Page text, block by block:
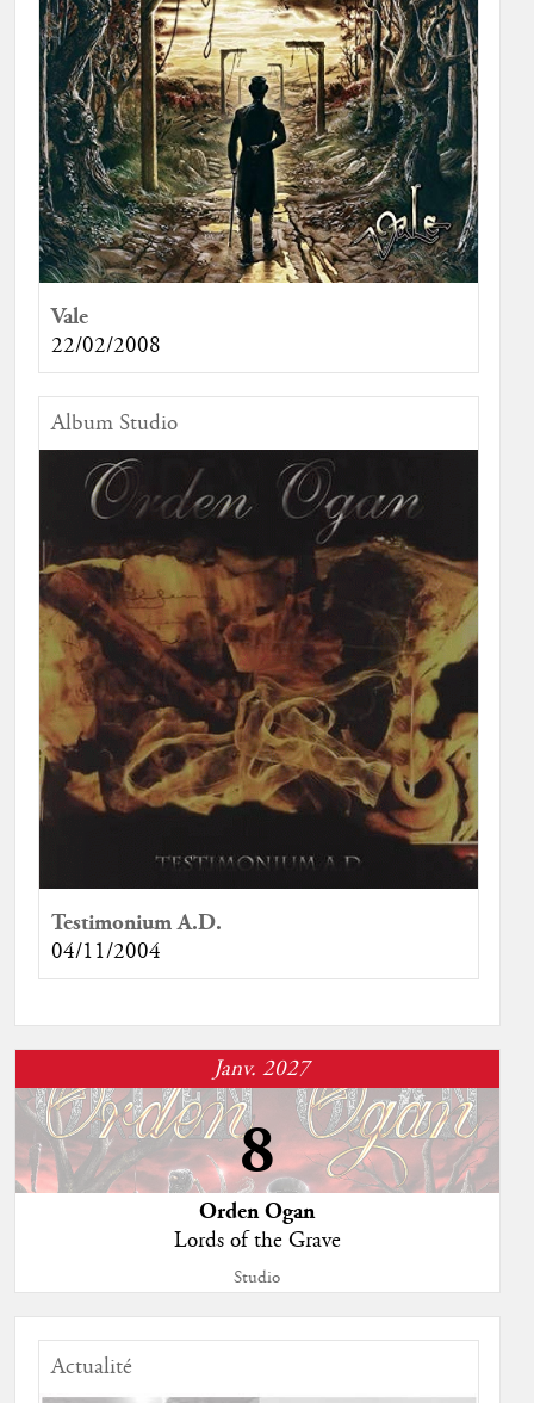
Vale
22/02/2008
Album Studio
Testimonium A.D.
04/11/2004
Janv. 2027
8
Orden Ogan
Lords of the Grave
Studio
Actualité